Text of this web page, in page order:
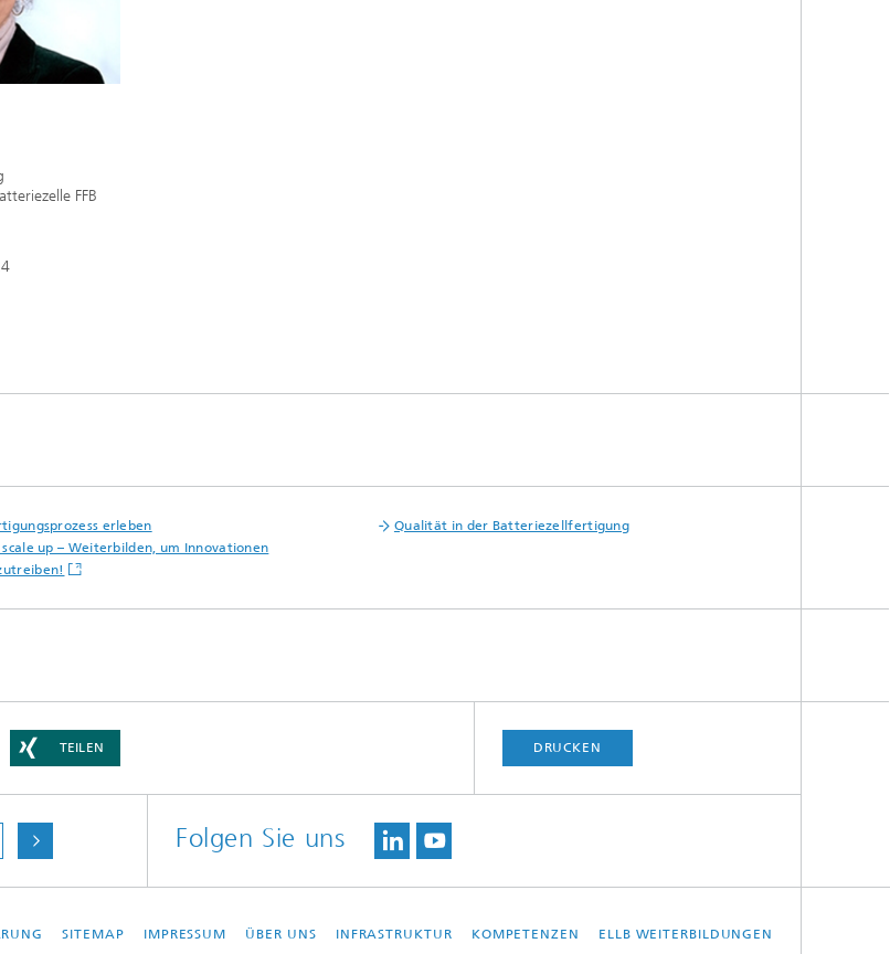
FFB
erleben
Qualität in der Batteriezellfertigung
scale up – Weiterbilden, um Innovationen
TEILEN DRUCKEN
Folgen Sie uns
SITEMAP IMPRESSUM ÜBER UNS INFRASTRUKTUR KOMPETENZEN ELLB WEITERBILDUNGEN